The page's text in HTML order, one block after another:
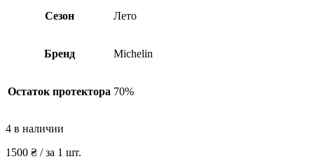
Сезон Лето
Бренд Michelin
Остаток протектора 70%
4 в наличии
1500 ₴ / за 1 шт.